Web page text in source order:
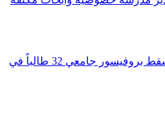
مصيدة «النص الخفي».. كيف أسقط بروفيسور جامعي 32 طالباً في